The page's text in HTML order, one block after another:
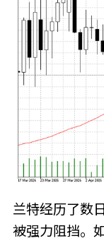
兰特经历了数
被强力阻挡。